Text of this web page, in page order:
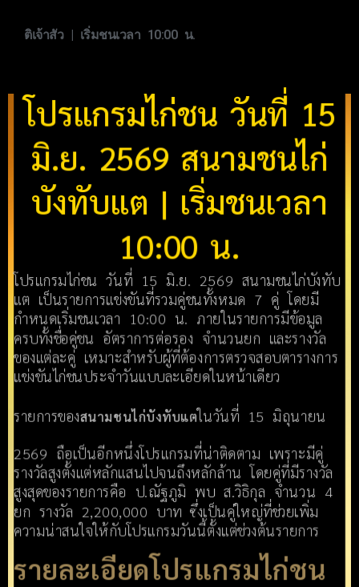
ติเจ้าสัว | เริ่มชนเวลา 10:00 น.
โปรแกรมไก่ชน วันที่ 15
มิ.ย. 2569 สนามชนไก่
บังทับแต | เริ่มชนเวลา
10:00 น.
โปรแกรมไก่ชน วันที่ 15 มิ.ย. 2569 สนามชนไก่บังทับ
แต เป็นรายการแข่งขันที่รวมคู่ชนทั้งหมด 7 คู่ โดยมี
กำหนดเริ่มชนเวลา 10:00 น. ภายในรายการมีข้อมูล
ครบทั้งชื่อคู่ชน อัตราการต่อรอง จำนวนยก และรางวัล
ของแต่ละคู่ เหมาะสำหรับผู้ที่ต้องการตรวจสอบตารางการ
แข่งขันไก่ชนประจำวันแบบละเอียดในหน้าเดียว
รายการของสนามชนไก่บังทับแตในวันที่ 15 มิถุนายน
2569 ถือเป็นอีกหนึ่งโปรแกรมที่น่าติดตาม เพราะมีคู่
รางวัลสูงตั้งแต่หลักแสนไปจนถึงหลักล้าน โดยคู่ที่มีรางวัล
สูงสุดของรายการคือ ป.ณัฐภูมิ พบ ส.วิธิกุล จำนวน 4
ยก รางวัล 2,200,000 บาท ซึ่งเป็นคู่ใหญ่ที่ช่วยเพิ่ม
ความน่าสนใจให้กับโปรแกรมวันนี้ตั้งแต่ช่วงต้นรายการ
รายละเอียดโปรแกรมไก่ชน